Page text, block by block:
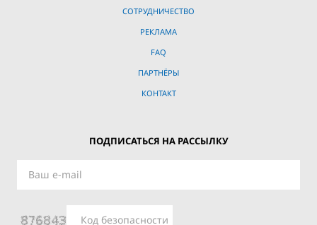
СОТРУДНИЧЕСТВО
РЕКЛАМА
FAQ
ПАРТНЁРЫ
КОНТАКТ
ПОДПИСАТЬСЯ НА РАССЫЛКУ